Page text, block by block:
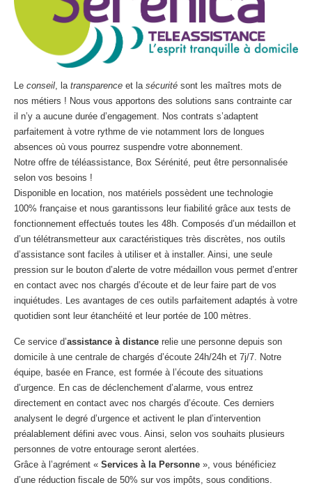
Le conseil , la transparence et la sécurité sont les maîtres mots de
nos métiers ! Nous vous apportons des solutions sans contrainte car
il n’y a aucune durée d’engagement. Nos contrats s’adaptent
parfaitement à votre rythme de vie notamment lors de longues
absences où vous pourrez suspendre votre abonnement.
Notre offre de téléassistance, Box Sérénité, peut être personnalisée
selon vos besoins !
Disponible en location, nos matériels possèdent une technologie
100% française et nous garantissons leur fiabilité grâce aux tests de
fonctionnement effectués toutes les 48h. Composés d’un médaillon et
d’un télétransmetteur aux caractéristiques très discrètes, nos outils
d’assistance sont faciles à utiliser et à installer. Ainsi, une seule
pression sur le bouton d’alerte de votre médaillon vous permet d’entrer
en contact avec nos chargés d’écoute et de leur faire part de vos
inquiétudes. Les avantages de ces outils parfaitement adaptés à votre
quotidien sont leur étanchéité et leur portée de 100 mètres.
Ce service d’assistance à distance relie une personne depuis son
domicile à une centrale de chargés d’écoute 24h/24h et 7j/7. Notre
équipe, basée en France, est formée à l’écoute des situations
d’urgence. En cas de déclenchement d’alarme, vous entrez
directement en contact avec nos chargés d’écoute. Ces derniers
analysent le degré d’urgence et activent le plan d’intervention
préalablement défini avec vous. Ainsi, selon vos souhaits plusieurs
personnes de votre entourage seront alertées.
Grâce à l’agrément « Services à la Personne », vous bénéficiez
d’une réduction fiscale de 50% sur vos impôts, sous conditions.